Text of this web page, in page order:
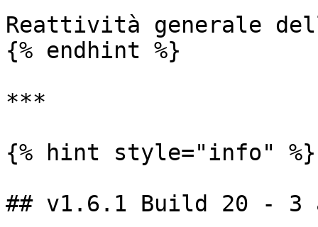
Reattività generale
{% endhint %}
***
{% hint style="info" %}
## v1.6.1 Build 20 - 3